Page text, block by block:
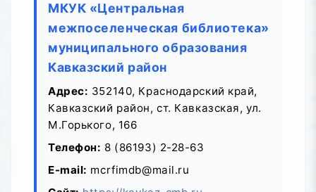
МКУК «Центральная
межпоселенческая библиотека»
муниципального образования
Кавказский район
Адрес: 352140, Краснодарский край,
Кавказский район, ст. Кавказская, ул.
М.Горького, 166
Телефон: 8 (86193) 2-28-63
E-mail: mcrfimdb@mail.ru